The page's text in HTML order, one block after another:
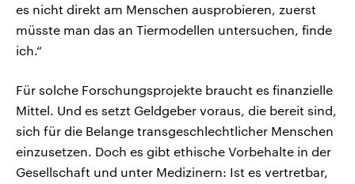
es nicht direkt am Menschen ausprobieren, zuerst
müsste man das an Tiermodellen untersuchen, finde
ich.“
Für solche Forschungsprojekte braucht es finanzielle
Mittel. Und es setzt Geldgeber voraus, die bereit sind,
sich für die Belange transgeschlechtlicher Menschen
einzusetzen. Doch es gibt ethische Vorbehalte in der
Gesellschaft und unter Medizinern: Ist es vertretbar,